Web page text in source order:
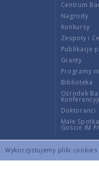
Wykorzystujemy pliki
Centrum
Nagrody
Konkursy
Zespoły i
Publikacje
Granty
Programy
Biblioteka
Ośrodek
Doktoranci
Małe
Goście IM